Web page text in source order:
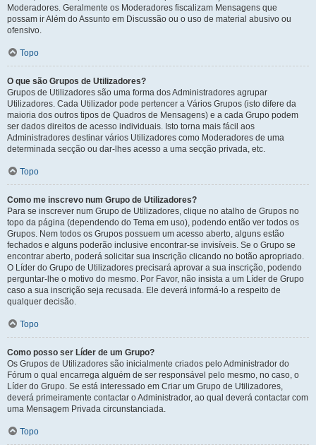
Moderadores. Geralmente os Moderadores fiscalizam Mensagens que
possam ir Além do Assunto em Discussão ou o uso de material abusivo ou
ofensivo.
Topo
O que são Grupos de Utilizadores?
Grupos de Utilizadores são uma forma dos Administradores agrupar
Utilizadores. Cada Utilizador pode pertencer a Vários Grupos (isto difere da
maioria dos outros tipos de Quadros de Mensagens) e a cada Grupo podem
ser dados direitos de acesso individuais. Isto torna mais fácil aos
Administradores destinar vários Utilizadores como Moderadores de uma
determinada secção ou dar-lhes acesso a uma secção privada, etc.
Topo
Como me inscrevo num Grupo de Utilizadores?
Para se inscrever num Grupo de Utilizadores, clique no atalho de Grupos no
topo da página (dependendo do Tema em uso), podendo então ver todos os
Grupos. Nem todos os Grupos possuem um acesso aberto, alguns estão
fechados e alguns poderão inclusive encontrar-se invisíveis. Se o Grupo se
encontrar aberto, poderá solicitar sua inscrição clicando no botão apropriado.
O Líder do Grupo de Utilizadores precisará aprovar a sua inscrição, podendo
perguntar-lhe o motivo do mesmo. Por Favor, não insista a um Líder de Grupo
caso a sua inscrição seja recusada. Ele deverá informá-lo a respeito de
qualquer decisão.
Topo
Como posso ser Líder de um Grupo?
Os Grupos de Utilizadores são inicialmente criados pelo Administrador do
Fórum o qual encarrega alguém de ser responsável pelo mesmo, no caso, o
Líder do Grupo. Se está interessado em Criar um Grupo de Utilizadores,
deverá primeiramente contactar o Administrador, ao qual deverá contactar com
uma Mensagem Privada circunstanciada.
Topo